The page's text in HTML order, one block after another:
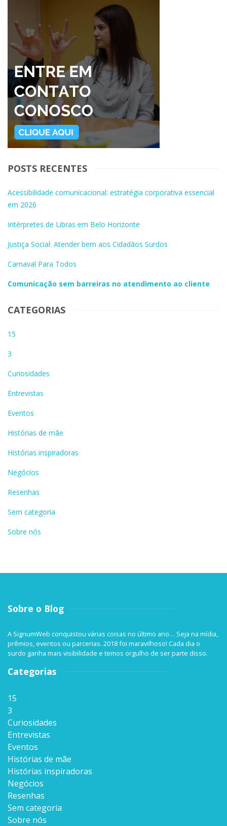
POSTS RECENTES
Acessibilidade comunicacional: estratégia corporativa essencial
em 2026
Intérpretes de Libras em Belo Horizonte
Justiça Social: Atender bem aos Cidadãos Surdos
Carnaval Para Todos
Comunicação sem barreiras no atendimento ao cliente
CATEGORIAS
15
3
Curiosidades
Entrevistas
Eventos
Histórias de mãe
Histórias inspiradoras
Negócios
Resenhas
Sem categoria
Sobre nós
Sobre o Blog
A SignumWeb conquistou várias coisas no último ano… Seja na mídia,
prêmios, eventos ou parcerias. 2018 foi maravilhoso! Cada dia o
surdo ganha mais visibilidade e temos orgulho de ser parte disso.
Categorias
15
3
Curiosidades
Entrevistas
Eventos
Histórias de mãe
Histórias inspiradoras
Negócios
Resenhas
Sem categoria
Sobre nós